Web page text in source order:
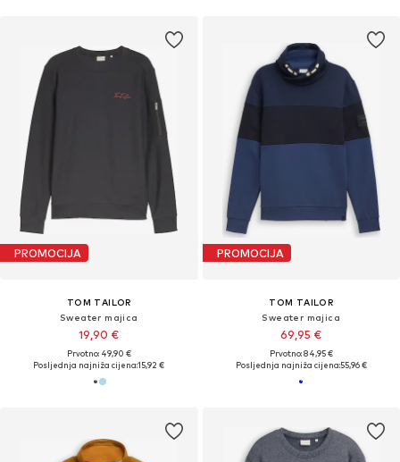
PROMOCIJA
TOM TAILOR
Sweater majica
19,90 €
Prvotno: 49,90 €
Posljednja najniža cijena:15,92 €
PROMOCIJA
TOM TAILOR
Sweater majica
69,95 €
Prvotno: 84,95 €
Posljednja najniža cijena:55,96 €